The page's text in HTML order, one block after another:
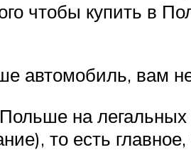
чтобы купить в
автомобиль, вам
на
то есть